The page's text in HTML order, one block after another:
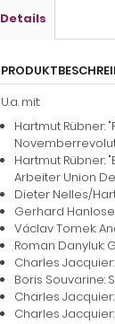
Details
U.a. mit:
Hartmut Rübner:
Hartmut Rübner:
Arbeiter Union
Dieter Nelles/
Gerhard
Václav Tomek:
Roman Danyluk:
Charles
Boris Souvarine:
Charles
Charles